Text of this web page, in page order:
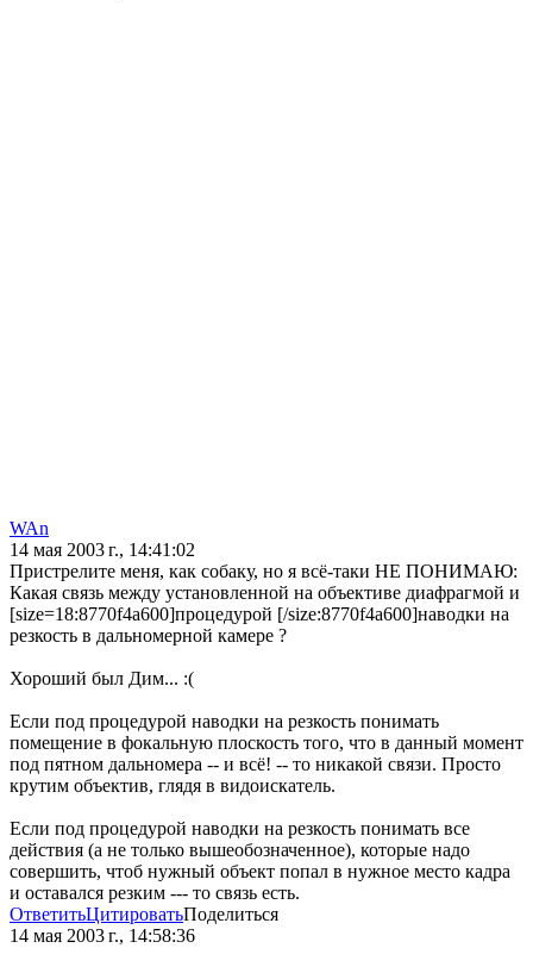
WAn
14 мая 2003 г., 14:41:02
Пристрелите меня, как собаку, но я всё-таки НЕ ПОНИМАЮ:
Какая связь между установленной на объективе диафрагмой и
[size=18:8770f4a600]процедурой [/size:8770f4a600]наводки на
резкость в дальномерной камере ?
Хороший был Дим... :(
Если под процедурой наводки на резкость понимать
помещение в фокальную плоскость того, что в данный момент
под пятном дальномера -- и всё! -- то никакой связи. Просто
крутим объектив, глядя в видоискатель.
Если под процедурой наводки на резкость понимать все
действия (а не только вышеобозначенное), которые надо
совершить, чтоб нужный объект попал в нужное место кадра
и оставался резким --- то связь есть.
ОтветитьЦитироватьПоделиться
14 мая 2003 г., 14:58:36